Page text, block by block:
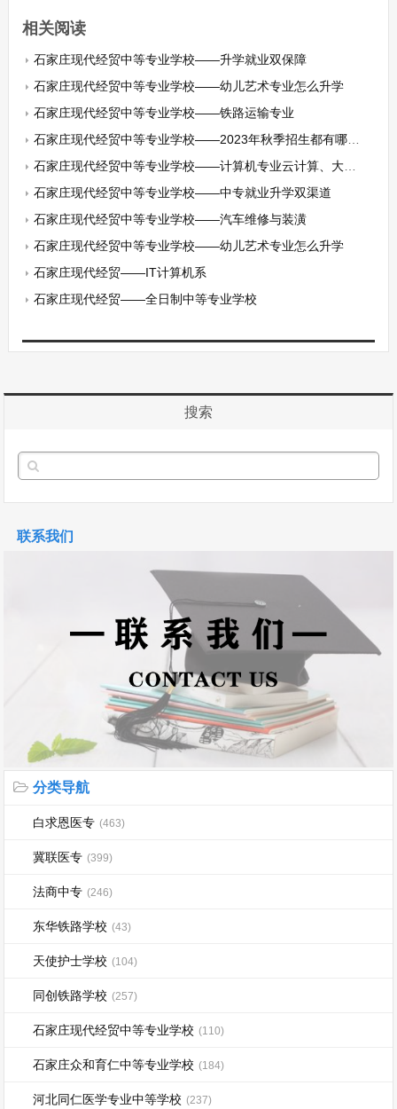
相关阅读
石家庄现代经贸中等专业学校——升学就业双保障
石家庄现代经贸中等专业学校——幼儿艺术专业怎么升学
石家庄现代经贸中等专业学校——铁路运输专业
石家庄现代经贸中等专业学校——2023年秋季招生都有哪些专业
石家庄现代经贸中等专业学校——计算机专业云计算、大数据
石家庄现代经贸中等专业学校——中专就业升学双渠道
石家庄现代经贸中等专业学校——汽车维修与装潢
石家庄现代经贸中等专业学校——幼儿艺术专业怎么升学
石家庄现代经贸——IT计算机系
石家庄现代经贸——全日制中等专业学校
搜索
联系我们
分类导航
白求恩医专 (463)
冀联医专 (399)
法商中专 (246)
东华铁路学校 (43)
天使护士学校 (104)
同创铁路学校 (257)
石家庄现代经贸中等专业学校 (110)
石家庄众和育仁中等专业学校 (184)
河北同仁医学专业中等学校 (237)